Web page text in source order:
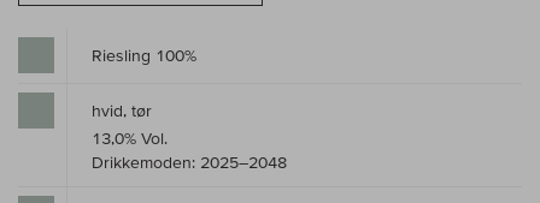
Riesling 100%
hvid, tør
13,0% Vol.
Drikkemoden: 2025–2048